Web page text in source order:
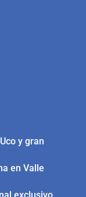
y gran
en Valle